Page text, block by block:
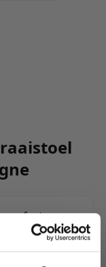
comfort en
textuurstof,
kuip en 360°